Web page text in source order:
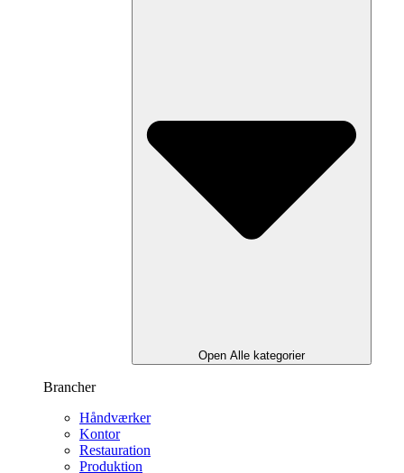
Open Alle kategorier
Brancher
Håndværker
Kontor
Restauration
Produktion